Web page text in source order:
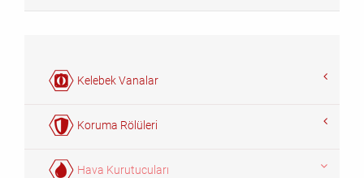
Kelebek Vanalar
Koruma Rölüleri
Hava Kurutucuları